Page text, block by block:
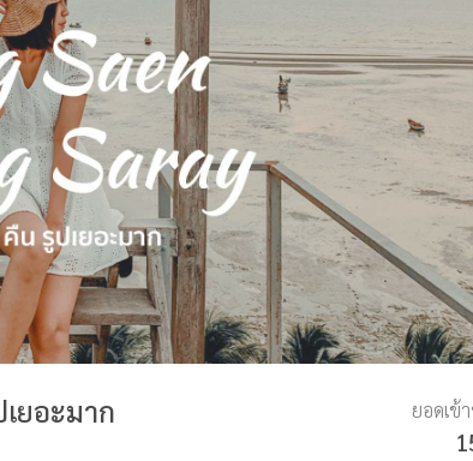
ยอะมาก ยอดเข้